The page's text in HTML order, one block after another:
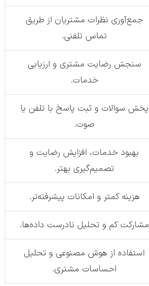
جمع‌آوری نظرات مشتریان از طریق
تماس تلفنی.
سنجش رضایت مشتری و ارزیابی
خدمات.
پخش سوالات و ثبت پاسخ با تلفن یا
صوت.
بهبود خدمات، افزایش رضایت و
تصمیم‌گیری بهتر.
هزینه کمتر و امکانات پیشرفته‌تر.
مشارکت کم و تحلیل نادرست داده‌ها.
استفاده از هوش مصنوعی و تحلیل
احساسات مشتری.